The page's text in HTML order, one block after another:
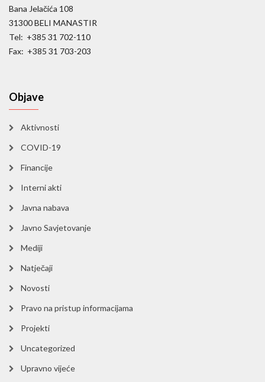
Bana Jelačića 108
31300 BELI MANASTIR
Tel: +385 31 702-110
Fax: +385 31 703-203
Objave
Aktivnosti
COVID-19
Financije
Interni akti
Javna nabava
Javno Savjetovanje
Mediji
Natječaji
Novosti
Pravo na pristup informacijama
Projekti
Uncategorized
Upravno vijeće